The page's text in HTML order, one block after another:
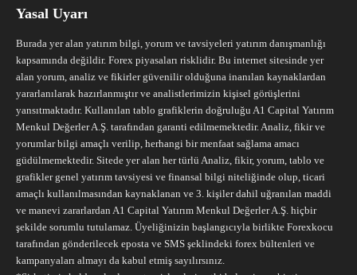
Yasal Uyarı
Burada yer alan yatırım bilgi, yorum ve tavsiyeleri yatırım danışmanlığı
kapsamında değildir. Forex piyasaları risklidir. Bu internet sitesinde yer
alan yorum, analiz ve fikirler güvenilir olduğuna inanılan kaynaklardan
yararlanılarak hazırlanmıştır ve analistlerimizin kişisel görüşlerini
yansıtmaktadır. Kullanılan tablo grafiklerin doğruluğu A1 Capital Yatırım
Menkul Değerler A.Ş. tarafından garanti edilmemektedir. Analiz, fikir ve
yorumlar bilgi amaçlı verilip, herhangi bir menfaat sağlama amacı
güdülmemektedir. Sitede yer alan her türlü Analiz, fikir, yorum, tablo ve
grafikler genel yatırım tavsiyesi ve finansal bilgi niteliğinde olup, ticari
amaçlı kullanılmasından kaynaklanan ve 3. kişiler dahil uğranılan maddi
ve manevi zararlardan A1 Capital Yatırım Menkul Değerler A.Ş. hiçbir
şekilde sorumlu tutulamaz. Üyeliğinizin başlangıcıyla birlikte Forexkocu
tarafından gönderilecek eposta ve SMS şeklindeki forex bültenleri ve
kampanyaları almayı da kabul etmiş sayılırsınız.